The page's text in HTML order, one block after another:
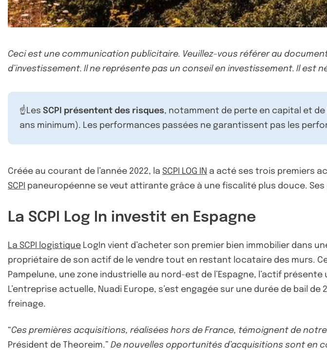
Ceci est une communication publicitaire. Veuillez-vous référer au
d’investissement. Il ne représente pas un conseil en investissement. Il
☝️Les SCPI présentent des risques, notamment de perte en capital et de
ans minimum). Les performances passées ne garantissent pas les
Créée au courant de l’année 2022, la SCPI LOG IN a acté ses trois premiers
SCPI paneuropéenne se veut attirante grâce à une fiscalité plus douce.
La SCPI Log In investit en Espagne
La SCPI logistique LogIn vient d’acheter son premier bien immobilier dans
propriétaire de son actif de le vendre tout en restant locataire des murs.
Pampelune, une zone industrielle au nord-est de l’Espagne, l’actif
L’entreprise actuelle, Nuadi Europe, s’est engagée sur une durée de bail
freinage.
“Ces premières acquisitions, réalisées hors de France, témoignent de
Président de Theoreim.” De nouvelles opportunités d’acquisitions sont en